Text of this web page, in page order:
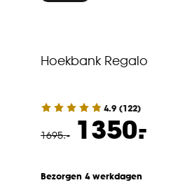
Hoekbank Regalo
4.9 (122)
1695.- 1350.
-
Bezorgen 4 werkdagen